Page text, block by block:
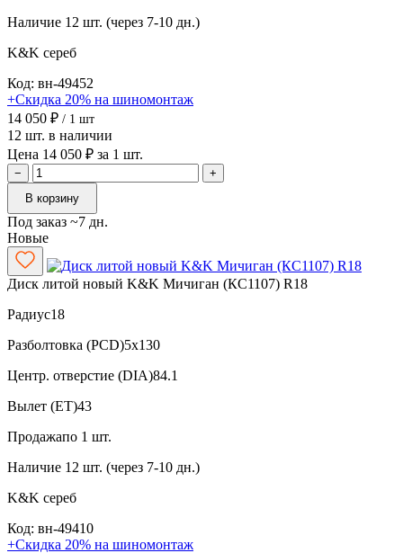
Наличие 12 шт. (через 7-10 дн.)
K&K сереб
Код: вн-49452
+Скидка 20% на шиномонтаж
14 050 ₽ / 1 шт
12 шт. в наличии
Цена 14 050 ₽ за 1 шт.
−
+
В корзину
Под заказ ~7 дн.
Новые
Диск литой новый K&K Мичиган (КС1107) R18
Радиус18
Разболтовка (PCD)5x130
Центр. отверстие (DIA)84.1
Вылет (ET)43
Продажапо 1 шт.
Наличие 12 шт. (через 7-10 дн.)
K&K сереб
Код: вн-49410
+Скидка 20% на шиномонтаж